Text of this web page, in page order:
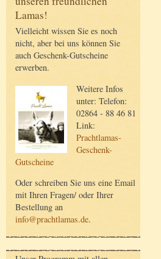
Lamas!
Vielleicht wissen Sie es noch
nicht, aber bei uns können Sie
auch Geschenk-Gutscheine
erwerben.
Weitere Infos
unter: Telefon:
02864 - 88 46 81
Link:
Prachtlamas-
Geschenk-
Gutscheine
Oder schreiben Sie uns eine Email
mit Ihren Fragen/ oder Ihrer
Bestellung an
info@prachtlamas.de.